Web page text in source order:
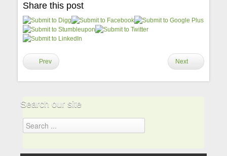
Share this post
Prev Next
Search our site